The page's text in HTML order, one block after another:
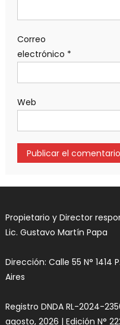
Correo
electrónico *
Web
Propietario y Director
Lic. Gustavo Martín Papa
Dirección: Calle 55 N° 1414
Aires
Registro DNDA RL-2024-
agosto, 2026 | Edición N°